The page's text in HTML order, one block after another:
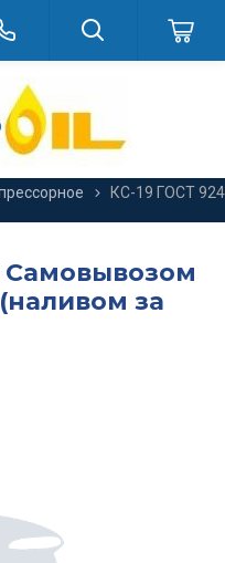
КС-19 ГОСТ
Самовывозом
за